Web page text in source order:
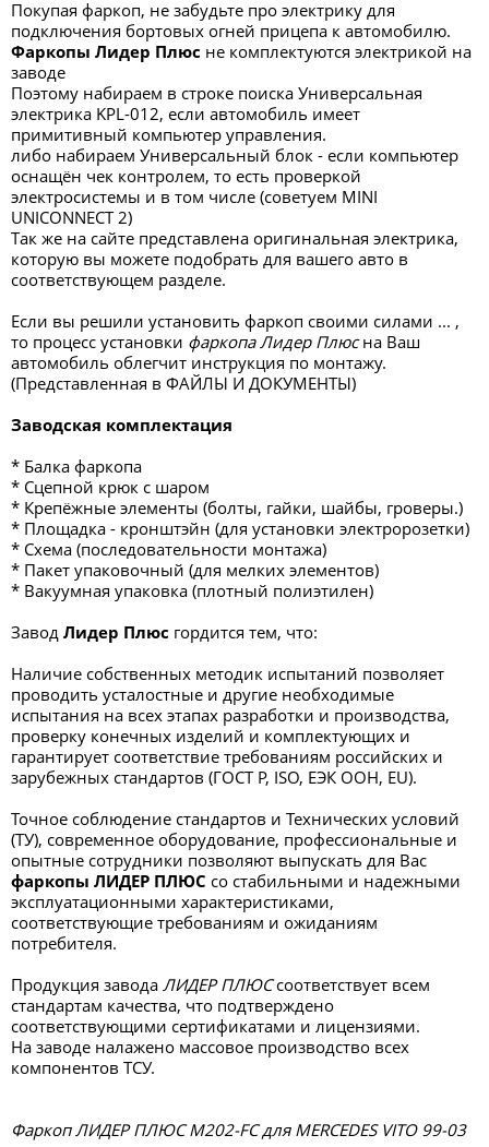
Покупая фаркоп, не забудьте про электрику для
подключения бортовых огней прицепа к автомобилю.
Фаркопы Лидер Плюс не комплектуются электрикой на
заводе
Поэтому набираем в строке поиска Универсальная
электрика KPL-012, если автомобиль имеет
примитивный компьютер управления.
либо набираем Универсальный блок - если компьютер
оснащён чек контролем, то есть проверкой
электросистемы и в том числе (советуем MINI
UNICONNECT 2)
Так же на сайте представлена оригинальная электрика,
которую вы можете подобрать для вашего авто в
соответствующем разделе.
Если вы решили установить фаркоп своими силами ... ,
то процесс установки фаркопа Лидер Плюсна Ваш
автомобиль облегчит инструкция по монтажу.
(Представленная в ФАЙЛЫ И ДОКУМЕНТЫ)
Заводская комплектация
* Балка фаркопа
* Сцепной крюк с шаром
* Крепёжные элементы (болты, гайки, шайбы, гроверы.)
* Площадка - кронштэйн (для установки электророзетки)
* Схема (последовательности монтажа)
* Пакет упаковочный (для мелких элементов)
* Вакуумная упаковка (плотный полиэтилен)
Завод Лидер Плюс гордится тем, что:
Наличие собственных методик испытаний позволяет
проводить усталостные и другие необходимые
испытания на всех этапах разработки и производства,
проверку конечных изделий и комплектующих и
гарантирует соответствие требованиям российских и
зарубежных стандартов (ГОСТ Р, ISO, ЕЭК ООН, EU).
Точное соблюдение стандартов и Технических условий
(ТУ), современное оборудование, профессиональные и
опытные сотрудники позволяют выпускать для Вас
фаркопы ЛИДЕР ПЛЮС со стабильными и надежными
эксплуатационными характеристиками,
соответствующие требованиям и ожиданиям
потребителя.
Продукция завода ЛИДЕР ПЛЮСсоответствует всем
стандартам качества, что подтверждено
соответствующими сертификатами и лицензиями.
На заводе налажено массовое производство всех
компонентов ТСУ.
Фаркоп ЛИДЕР ПЛЮС M202-FC для MERCEDES VITO 99-03